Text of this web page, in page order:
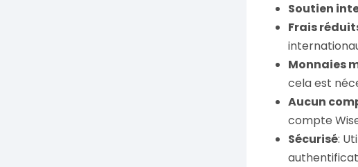
Soutien
Frais
Monnaies
cela est
Aucun
compte
Sécurisé: